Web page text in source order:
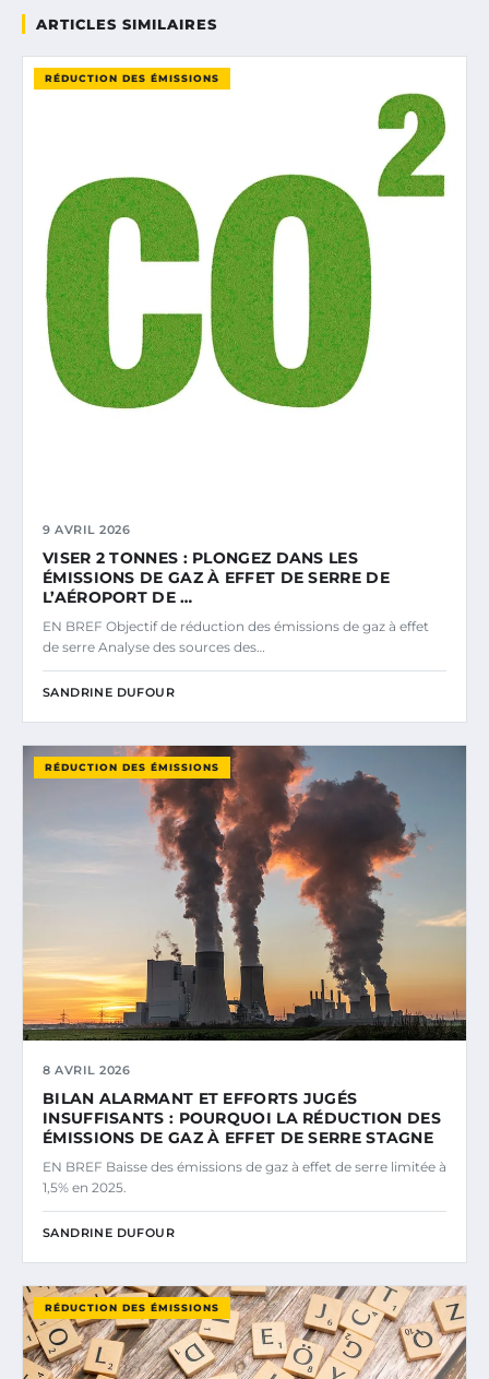
ARTICLES SIMILAIRES
RÉDUCTION DES ÉMISSIONS
9 AVRIL 2026
VISER 2 TONNES : PLONGEZ DANS LES
ÉMISSIONS DE GAZ À EFFET DE SERRE DE
L’AÉROPORT DE …
EN BREF Objectif de réduction des émissions de gaz à effet
de serre Analyse des sources des…
SANDRINE DUFOUR
RÉDUCTION DES ÉMISSIONS
8 AVRIL 2026
BILAN ALARMANT ET EFFORTS JUGÉS
INSUFFISANTS : POURQUOI LA RÉDUCTION DES
ÉMISSIONS DE GAZ À EFFET DE SERRE STAGNE
EN BREF Baisse des émissions de gaz à effet de serre limitée à
1,5% en 2025.
SANDRINE DUFOUR
RÉDUCTION DES ÉMISSIONS